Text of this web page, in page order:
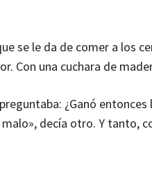
se le da de comer a los
Con una cuchara de
¿Ganó entonces
decía otro. Y tanto,